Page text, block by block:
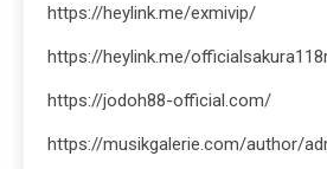
https://heylink.me/exmivip/
https://heylink.me/
https://jodoh88-official.com/
https://musikgalerie.com/author/